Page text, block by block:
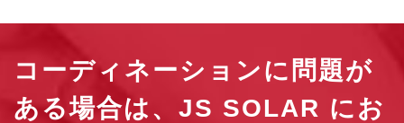
コーディネーションに問題が
ある場合は、JS SOLAR にお